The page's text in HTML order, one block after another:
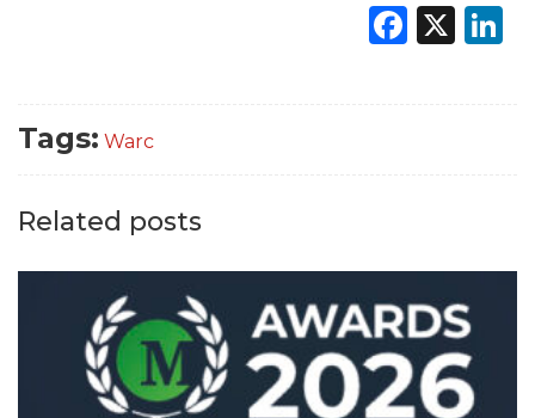
X
Tags: Warc
Related posts